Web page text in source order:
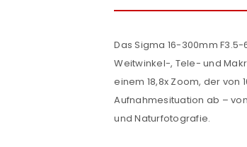
Das Sigma 16-300mm
Weitwinkel-, Tele- und
einem 18,8x Zoom, der von
Aufnahmesituation ab –
und Naturfotografie.